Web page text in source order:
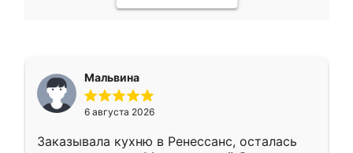
Мальвина
6 августа 2026
Заказывала кухню в Ренессанс, осталась